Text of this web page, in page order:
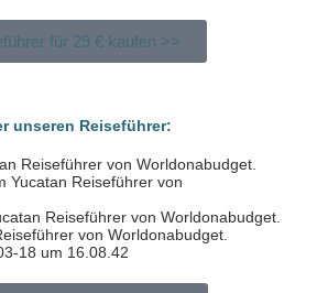
für 29 € kaufen >>
unseren Reiseführer: